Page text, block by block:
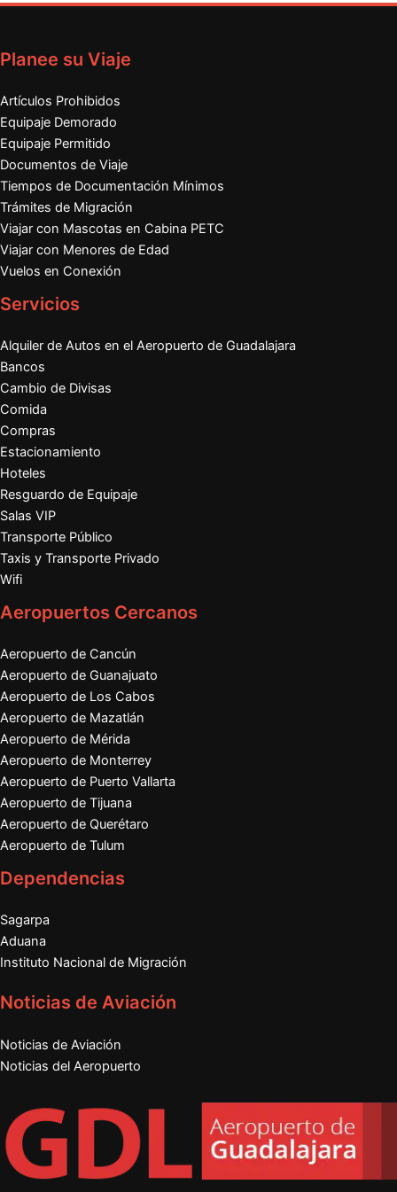
Planee su Viaje
Artículos Prohibidos
Equipaje Demorado
Equipaje Permitido
Documentos de Viaje
Tiempos de Documentación Mínimos
Trámites de Migración
Viajar con Mascotas en Cabina PETC
Viajar con Menores de Edad
Vuelos en Conexión
Servicios
Alquiler de Autos en el Aeropuerto de Guadalajara
Bancos
Cambio de Divisas
Comida
Compras
Estacionamiento
Hoteles
Resguardo de Equipaje
Salas VIP
Transporte Público
Taxis y Transporte Privado
Wifi
Aeropuertos Cercanos
Aeropuerto de Cancún
Aeropuerto de Guanajuato
Aeropuerto de Los Cabos
Aeropuerto de Mazatlán
Aeropuerto de Mérida
Aeropuerto de Monterrey
Aeropuerto de Puerto Vallarta
Aeropuerto de Tijuana
Aeropuerto de Querétaro
Aeropuerto de Tulum
Dependencias
Sagarpa
Aduana
Instituto Nacional de Migración
Noticias de Aviación
Noticias de Aviación
Noticias del Aeropuerto